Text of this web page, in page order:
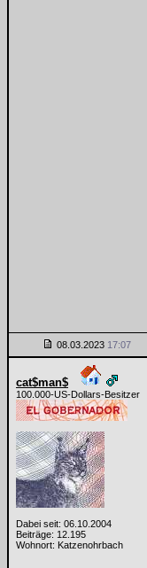
08.03.2023 17:07
cat$man$
100.000-US-Dollars-Besitzer
Dabei seit: 06.10.2004
Beiträge: 12.195
Wohnort: Katzenohrbach